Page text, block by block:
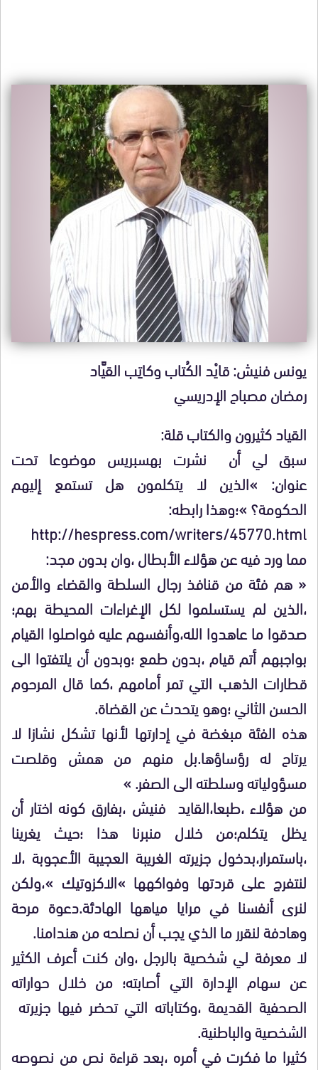
يونس فنيش: قايْد الكُتاب وكاتِب القيَّاد
رمضان مصباح الإدريسي
القياد كثيرون والكتاب قلة:
سبق لي أن نشرت بهسبريس موضوعا تحت
عنوان: »الذين لا يتكلمون هل تستمع إليهم
الحكومة؟ »؛وهذا رابطه:
http://hespress.com/writers/45770.html
مما ورد فيه عن هؤلاء الأبطال ،وان بدون مجد:
« هم فئة من قنافذ رجال السلطة والقضاء والأمن
،الذين لم يستسلموا لكل الإغراءات المحيطة بهم؛
صدقوا ما عاهدوا الله،وأنفسهم عليه فواصلوا القيام
بواجبهم أتم قيام ،بدون طمع ؛وبدون أن يلتفتوا الى
قطارات الذهب التي تمر أمامهم ،كما قال المرحوم
الحسن الثاني ؛وهو يتحدث عن القضاة.
هذه الفئة مبغضة في إدارتها لأنها تشكل نشازا لا
يرتاح له رؤساؤها.بل منهم من همش وقلصت
مسؤولياته وسلطته الى الصفر. »
من هؤلاء ،طبعا،القايد فنيش ،بفارق كونه اختار أن
يظل يتكلم؛من خلال منبرنا هذا ؛حيث يغرينا
،باستمرار،بدخول جزيرته الغريبة العجيبة الأعجوبة ،لا
لنتفرج على قردتها وفواكهها »الاكزوتيك »،ولكن
لنرى أنفسنا في مرايا مياهها الهادئة.دعوة مرحة
وهادفة لنقرر ما الذي يجب أن نصلحه من هندامنا.
لا معرفة لي شخصية بالرجل ،وان كنت أعرف الكثير
عن سهام الإدارة التي أصابته؛ من خلال حواراته
الصحفية القديمة ،وكتاباته التي تحضر فيها جزيرته
الشخصية والباطنية.
كثيرا ما فكرت في أمره ،بعد قراءة نص من نصوصه